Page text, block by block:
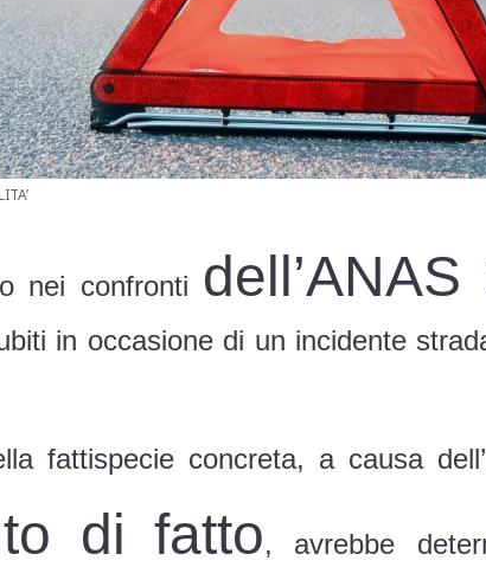
nei confronti dell’ANAS
in occasione di un incidente
fattispecie concreta, a causa
di fatto, avrebbe